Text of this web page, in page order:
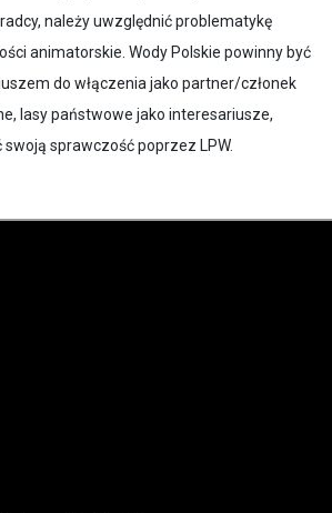
należy uwzględnić problematykę
animatorskie. Wody Polskie powinny być
do włączenia jako partner/członek
lasy państwowe jako interesariusze,
sprawczość poprzez LPW.